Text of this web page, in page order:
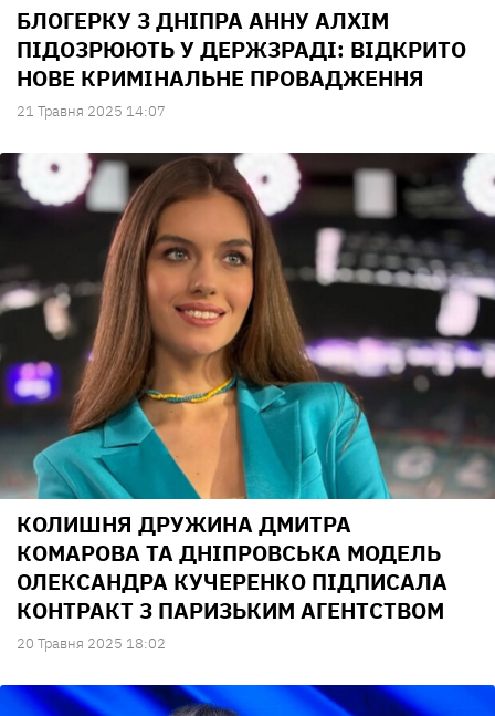
БЛОГЕРКУ З ДНІПРА АННУ АЛХІМ
ПІДОЗРЮЮТЬ У ДЕРЖЗРАДІ: ВІДКРИТО
НОВЕ КРИМІНАЛЬНЕ ПРОВАДЖЕННЯ
21 Травня 2025 14:07
КОЛИШНЯ ДРУЖИНА ДМИТРА
КОМАРОВА ТА ДНІПРОВСЬКА МОДЕЛЬ
ОЛЕКСАНДРА КУЧЕРЕНКО ПІДПИСАЛА
КОНТРАКТ З ПАРИЗЬКИМ АГЕНТСТВОМ
20 Травня 2025 18:02